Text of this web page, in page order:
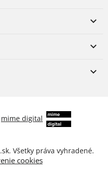
mime digital
. Všetky práva vyhradené.
cookies